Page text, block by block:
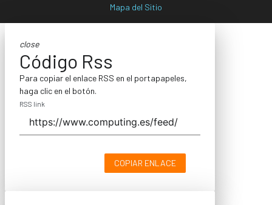
Mapa del Sitio
close
Código Rss
Para copiar el enlace RSS en el portapapeles,
haga clic en el botón.
RSS link
COPIAR ENLACE